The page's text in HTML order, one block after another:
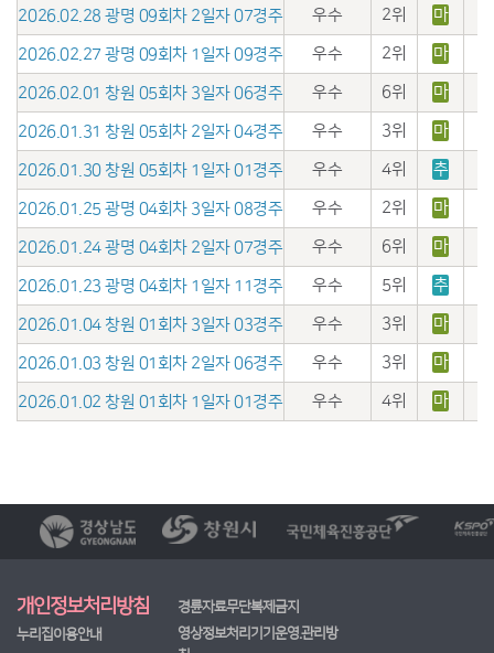
2026.02.28 광명 09회차 2일자 07경주 우수 2위 마
2026.02.27 광명 09회차 1일자 09경주 우수 2위 마
2026.02.01 창원 05회차 3일자 06경주 우수 6위 마
2026.01.31 창원 05회차 2일자 04경주 우수 3위 마
2026.01.30 창원 05회차 1일자 01경주 우수 4위 추
2026.01.25 광명 04회차 3일자 08경주 우수 2위 마
2026.01.24 광명 04회차 2일자 07경주 우수 6위 마
2026.01.23 광명 04회차 1일자 11경주 우수 5위 추
2026.01.04 창원 01회차 3일자 03경주 우수 3위 마
2026.01.03 창원 01회차 2일자 06경주 우수 3위 마
2026.01.02 창원 01회차 1일자 01경주 우수 4위 마
개인정보처리방침
경륜자료무단복제금지
누리집이용안내
영상정보처리기기운영.관리방